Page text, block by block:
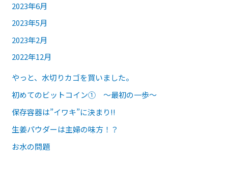
2023年6月
2023年5月
2023年2月
2022年12月
やっと、水切りカゴを買いました。
初めてのビットコイン① ～最初の一歩～
保存容器は”イワキ”に決まり!!
生姜パウダーは主婦の味方！？
お水の問題